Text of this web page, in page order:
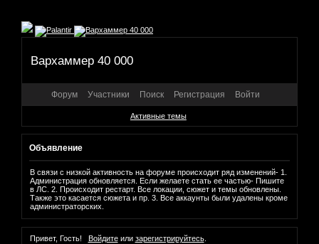
Вархаммер 40 000
Форум Участники Поиск Регистрация Войти
Активные темы
Объявление
В связи с низкой активность на форуме происходит ряд изменений- 1.
Администрация обновляется. Если желаете стать ее частью- Пишите
в ЛС. 2. Происходит рестарт. Все локации, сюжет и темы обновлены.
Также это касается сюжета и пр. 3. Все аккаунты были удалены кроме
администраторских.
Привет, Гость! Войдитеили зарегистрируйтесь.